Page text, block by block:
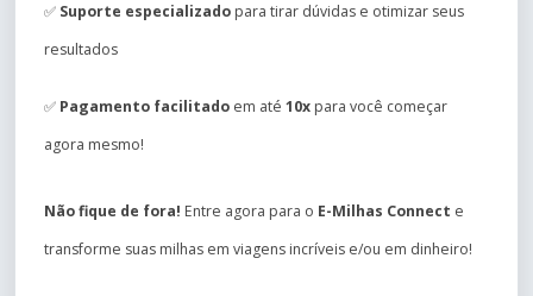
✅ Suporte especializado para tirar dúvidas e otimizar seus
resultados
✅ Pagamento facilitado em até 10x para você começar
agora mesmo!
Não fique de fora! Entre agora para o E-Milhas Connect e
transforme suas milhas em viagens incríveis e/ou em dinheiro!